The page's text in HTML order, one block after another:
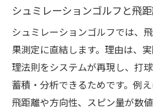
シュミレーションゴルフと飛
シュミレーションゴルフでは、
果測定に直結します。理由は、
理法則をシステムが再現し、打
蓄積・分析できるためです。例
飛距離や方向性、スピン量が数